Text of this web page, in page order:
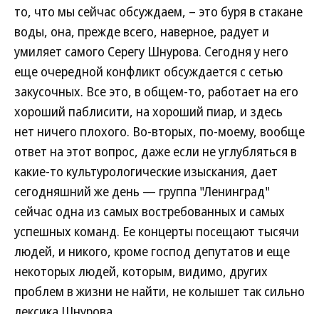
то, что мы сейчас обсуждаем, – это буря в стакане
воды, она, прежде всего, наверное, радует и
умиляет самого Серегу Шнурова. Сегодня у него
еще очередной конфликт обсуждается с сетью
закусочных. Все это, в общем-то, работает на его
хороший паблисити, на хороший пиар, и здесь
нет ничего плохого. Во-вторых, по-моему, вообще
ответ на этот вопрос, даже если не углубляться в
какие-то культурологические изыскания, дает
сегодняшний же день — группа "Ленинград"
сейчас одна из самых востребованных и самых
успешных команд. Ее концерты посещают тысячи
людей, и никого, кроме господ депутатов и еще
некоторых людей, которым, видимо, других
проблем в жизни не найти, не колышет так сильно